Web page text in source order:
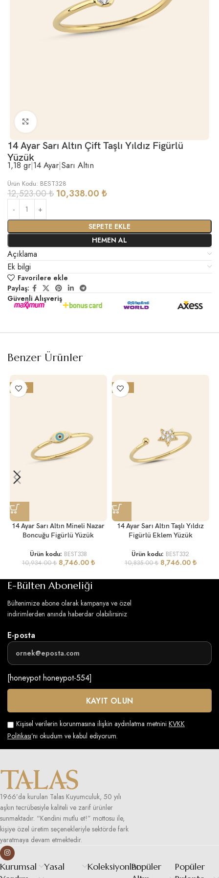
Büyütmek için tıklayın
14 Ayar Sarı Altın Çift Taşlı Yıldız Figürlü
Yüzük
1,18 gr|14 Ayar|Sarı Altın
Ürün Kodu: BEST328
12,523.00₺ 10,338.00 ₺
SEPETE EKLE
HEMEN AL
Açıklama
Ek bilgi
Favorilere ekle
Paylaş:
Güvenli Alışveriş
Benzer Ürünler
-20%
14 Ayar Sarı Altın Mineli Nazar
Boncuğu Figürlü Yüzük
Ürün kodu: BEST338
10,934.00₺ 8,746.00 ₺
-19%
14 Ayar Sarı Altın Taşlı Yıldız
Figürlü Eklem Yüzük
Ürün kodu: BEST332
10,835.00₺ 8,746.00 ₺
E-Bülten Aboneliği
Bültenimize abone olarak kampanya ve özel
indirimlerden anında haberdar olabilirsiniz
E-posta
[honeypot honeypot-554]
Kişisel verilerin korunmasına ilişkin aydınlatma metnini KVKK
Politikası’nı okudum ve kabul ediyorum.
1966’da kurulan Talas Kuyumculuk, 50 yılı
aşkın tecrübesiyle kaliteli ve zarif ürünler
sunmaktadır. “Kendini mutlu et!” mottosu ile,
kişiye özel üretim seçenekleriyle sektörde fark
yaratmaya devam etmektedir.
Kurumsal
Yasal KoleksiyonlarPopüler
Popüler